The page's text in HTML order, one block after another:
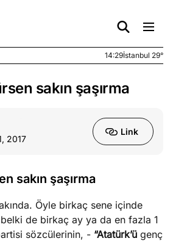
14:29İstanbul 29°
sakın şaşırma
2017
Link
sakın şaşırma
Öyle birkaç sene içinde
de birkaç ay ya da en fazla 1
sözcülerinin, - “Atatürk’ü genç